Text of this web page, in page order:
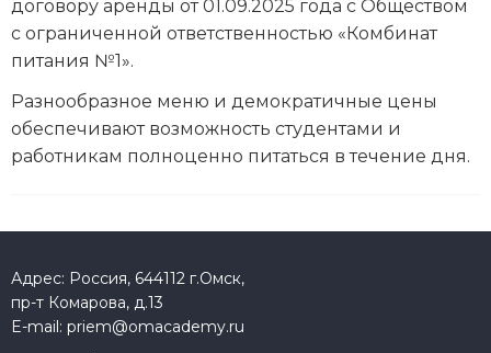
договору аренды от 01.09.2025 года с Обществом
с ограниченной ответственностью «Комбинат
питания №1».
Разнообразное меню и демократичные цены
обеспечивают возможность студентами и
работникам полноценно питаться в течение дня.
Адрес: Россия, 644112 г.Омск,
пр-т Комарова, д.13
E-mail: priem@omacademy.ru